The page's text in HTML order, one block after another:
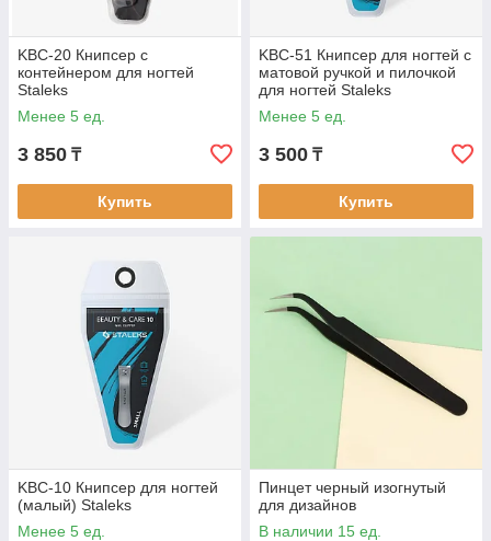
KBC-20 Книпсер с
контейнером для ногтей
Staleks
Менее 5 ед.
3 850 ₸
Купить
KBC-51 Книпсер для ногтей с
матовой ручкой и пилочкой
для ногтей Staleks
Менее 5 ед.
3 500 ₸
Купить
KBC-10 Книпсер для ногтей
(малый) Staleks
Менее 5 ед.
Пинцет черный изогнутый
для дизайнов
В наличии 15 ед.